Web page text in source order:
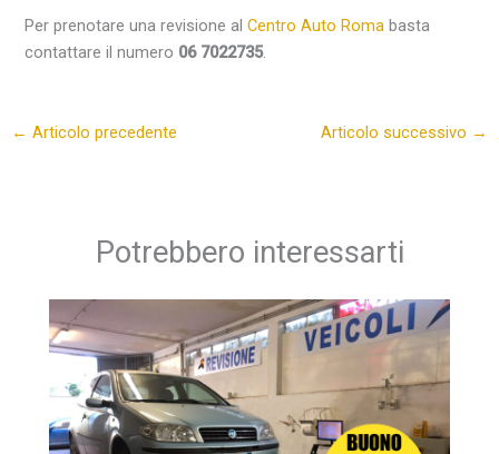
Per prenotare una revisione alCentro Auto Roma basta
contattare il numero 06 7022735.
← Articolo precedente Articolo successivo →
Potrebbero interessarti